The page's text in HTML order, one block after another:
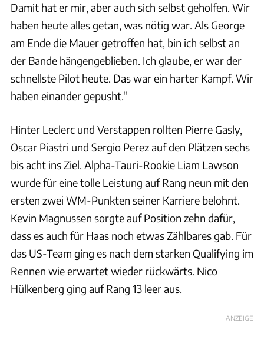
Damit hat er mir, aber auch sich selbst geholfen. Wir
haben heute alles getan, was nötig war. Als George
am Ende die Mauer getroffen hat, bin ich selbst an
der Bande hängengeblieben. Ich glaube, er war der
schnellste Pilot heute. Das war ein harter Kampf. Wir
haben einander gepusht."
Hinter Leclerc und Verstappen rollten Pierre Gasly,
Oscar Piastri und Sergio Perez auf den Plätzen sechs
bis acht ins Ziel. Alpha-Tauri-Rookie Liam Lawson
wurde für eine tolle Leistung auf Rang neun mit den
ersten zwei WM-Punkten seiner Karriere belohnt.
Kevin Magnussen sorgte auf Position zehn dafür,
dass es auch für Haas noch etwas Zählbares gab. Für
das US-Team ging es nach dem starken Qualifying im
Rennen wie erwartet wieder rückwärts. Nico
Hülkenberg ging auf Rang 13 leer aus.
ANZEIGE